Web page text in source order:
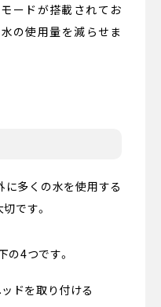
ードが搭載されてお
の使用量を減らせま
に多くの水を使用する
です。
4つです。
ドを取り付ける